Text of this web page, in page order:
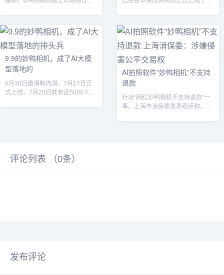
9.9的妙鸭相机，成了AI大模
型落地的
6月30日邀请制内测、7月17日正
式上线、7月20日就有近5000人排
AI拍照软件“妙鸭相机”不支持
退款
针对“网红妙鸭相机不支持退款”一
事，上海市消保委发表观点称，上
评论列表 （0条）
发布评论